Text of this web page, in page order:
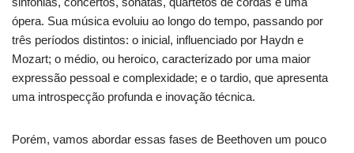
ópera. Sua música evoluiu ao longo do tempo, passando por
três períodos distintos: o inicial, influenciado por Haydn e
Mozart; o médio, ou heroico, caracterizado por uma maior
expressão pessoal e complexidade; e o tardio, que apresenta
uma introspecção profunda e inovação técnica.
Porém, vamos abordar essas fases de Beethoven um pouco